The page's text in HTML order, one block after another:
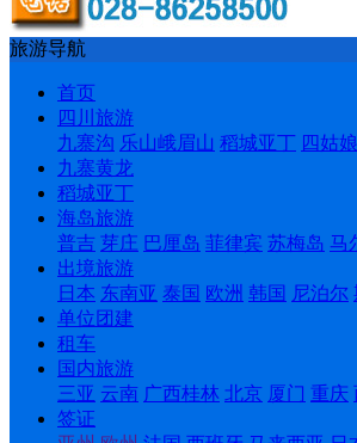
旅游导航
首页
四川旅游
九寨沟 乐山峨眉山 稻城亚丁 四姑
九寨黄龙
稻城亚丁
海岛旅游
普吉 芽庄 巴厘岛 菲律宾 苏梅岛 马
出境旅游
日本 东南亚 泰国 欧洲 韩国 尼泊尔
单位团建
租车
国内旅游
三亚 云南 广西桂林 北京 厦门 重庆
签证